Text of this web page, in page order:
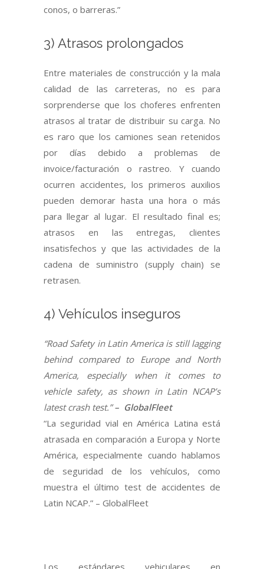
conos, o barreras.”
3) Atrasos prolongados
Entre materiales de construcción y la mala
calidad de las carreteras, no es para
sorprenderse que los choferes enfrenten
atrasos al tratar de distribuir su carga. No
es raro que los camiones sean retenidos
por días debido a problemas de
invoice/facturación o rastreo. Y cuando
ocurren accidentes, los primeros auxilios
pueden demorar hasta una hora o más
para llegar al lugar. El resultado final es;
atrasos en las entregas, clientes
insatisfechos y que las actividades de la
cadena de suministro (supply chain) se
retrasen.
4) Vehículos inseguros
“Road Safety in Latin America is still lagging
behind compared to Europe and North
America, especially when it comes to
vehicle safety, as shown in Latin NCAP’s
latest crash test.”– GlobalFleet
“La seguridad vial en América Latina está
atrasada en comparación a Europa y Norte
América, especialmente cuando hablamos
de seguridad de los vehículos, como
muestra el último test de accidentes de
Latin NCAP.” – GlobalFleet
Los estándares vehiculares en